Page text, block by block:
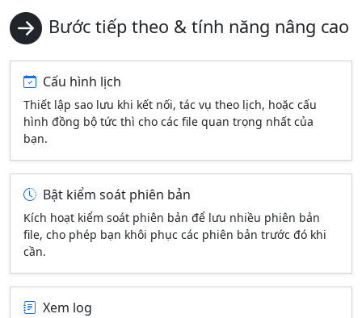
Bước tiếp theo & tính năng nâng cao
Cấu hình lịch
Thiết lập sao lưu khi kết nối, tác vụ theo lịch, hoặc cấu
hình đồng bộ tức thì cho các file quan trọng nhất của
bạn.
Bật kiểm soát phiên bản
Kích hoạt kiểm soát phiên bản để lưu nhiều phiên bản
file, cho phép bạn khôi phục các phiên bản trước đó khi
cần.
Xem log